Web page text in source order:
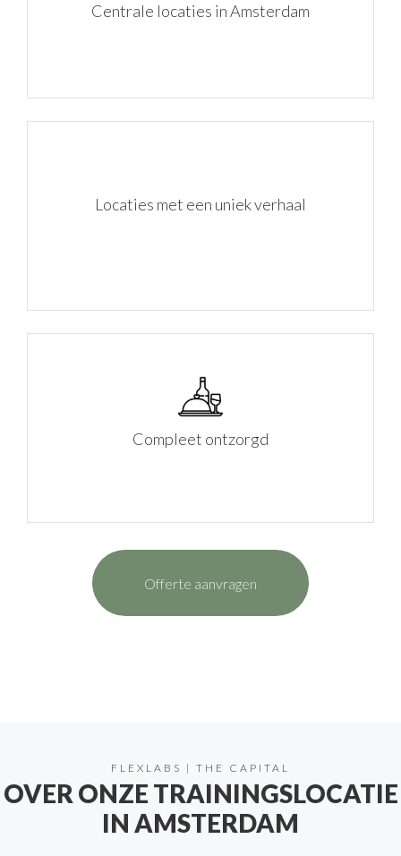
Centrale locaties in Amsterdam
Locaties met een uniek verhaal
Compleet ontzorgd
Offerte aanvragen
FLEXLABS | THE CAPITAL
OVER ONZE TRAININGSLOCATIE
IN AMSTERDAM